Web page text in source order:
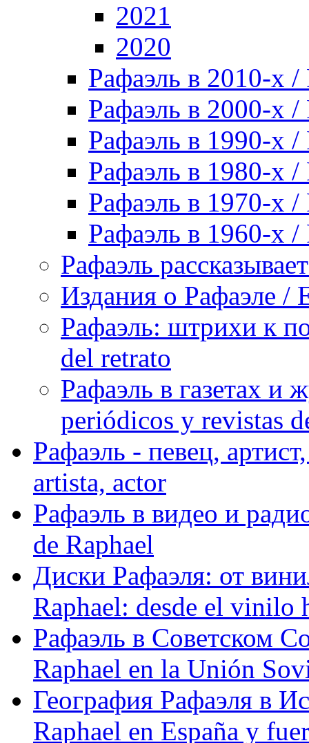
2021
2020
Рафаэль в 2010-х /
Рафаэль в 2000-х /
Рафаэль в 1990-х /
Рафаэль в 1980-х /
Рафаэль в 1970-х /
Рафаэль в 1960-х /
Рафаэль
Издания о Рафаэле /
Рафаэль: штрихи к
del retrato
Рафаэль в газетах и
periódicos y revistas
Рафаэль - певец,
artista, actor
Рафаэль в видео и
de Raphael
Диски Рафаэля: от
Raphael: desde el vinilo
Рафаэль в Советском
Raphael en la Unión
География Рафаэля в
Raphael en España y